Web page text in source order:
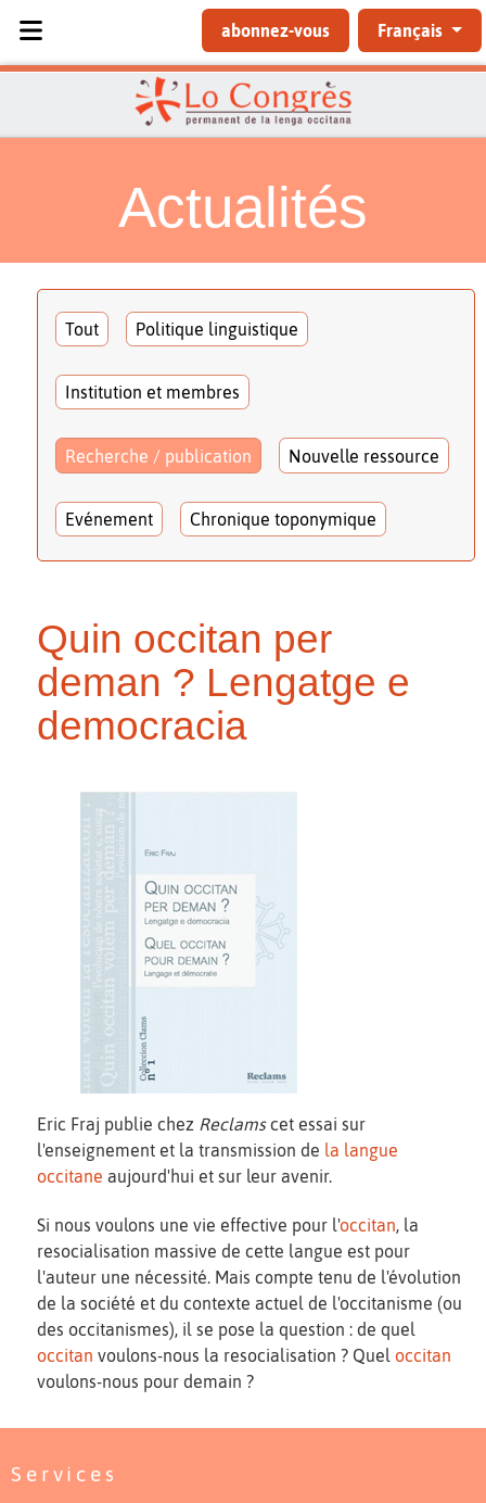
abonnez-vous Français
Actualités
Tout Politique linguistique
Institution et membres
Recherche / publication Nouvelle ressource
Evénement Chronique toponymique
Quin occitan per
deman ? Lengatge e
democracia
Eric Fraj publie chez Reclamscet essai sur
l'enseignement et la transmission de la langue
occitane aujourd'hui et sur leur avenir.
Si nous voulons une vie effective pour l'occitan, la
resocialisation massive de cette langue est pour
l'auteur une nécessité. Mais compte tenu de l'évolution
de la société et du contexte actuel de l'occitanisme (ou
des occitanismes), il se pose la question : de quel
occitan voulons-nous la resocialisation ? Quel occitan
voulons-nous pour demain ?
Services